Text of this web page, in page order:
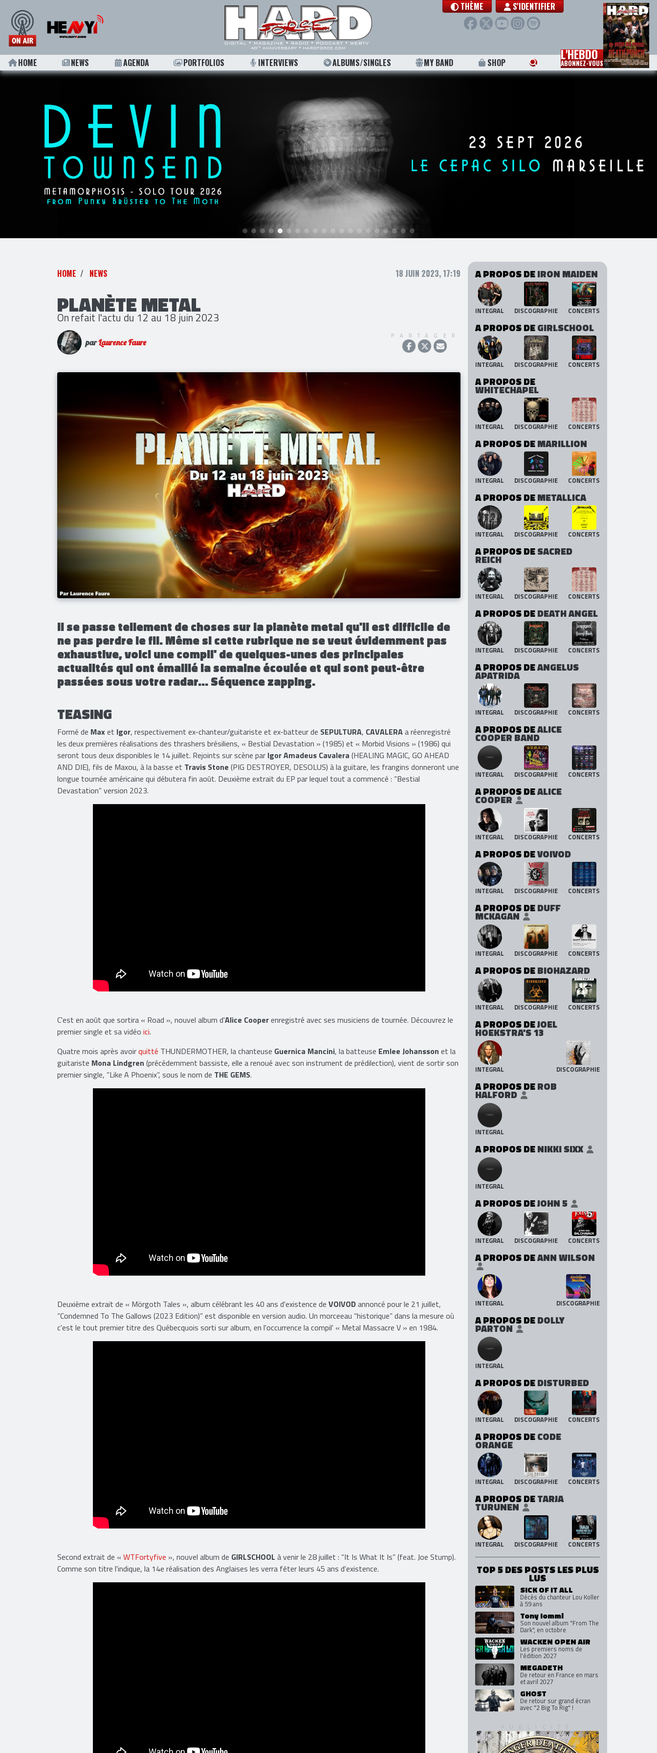
THÈME S'IDENTIFIER
HOME NEWS AGENDA PORTFOLIOS INTERVIEWS ALBUMS/SINGLES MY BAND SHOP L'HEBDO
ABONNEZ-VOUS
HOME NEWS 18 JUIN 2023, 17:19
PLANÈTE METAL
On refait l'actu du 12 au 18 juin 2023
parLaurence Faure
PARTAGER
Il se passe tellement de choses sur la planète metal qu'il est difficile de
ne pas perdre le fil. Même si cette rubrique ne se veut évidemment pas
exhaustive, voici une compil' de quelques-unes des principales
actualités qui ont émaillé la semaine écoulée et qui sont peut-être
passées sous votre radar... Séquence zapping.
TEASING
Formé de Maxet Igor, respectivement ex-chanteur/guitariste et ex-batteur de SEPULTURA, CAVALERAa réenregistré
les deux premières réalisations des thrashers brésiliens, « Bestial Devastation » (1985) et « Morbid Visions » (1986) qui
seront tous deux disponibles le 14 juillet. Rejoints sur scène par Igor Amadeus Cavalera (HEALING MAGIC, GO AHEAD
AND DIE), fils de Maxou, à la basse et Travis Stone (PIG DESTROYER, DESOLUS) à la guitare, les frangins donneront une
longue tournée américaine qui débutera fin août. Deuxième extrait du EP par lequel tout a commencé : “Bestial
Devastation” version 2023.
C'est en août que sortira « Road », nouvel album d'Alice Cooperenregistré avec ses musiciens de tournée. Découvrez le
premier single et sa vidéo ici.
Quatre mois après avoirquitté THUNDERMOTHER, la chanteuse Guernica Mancini, la batteuse Emlee Johansson et la
guitariste Mona Lindgren (précédemment bassiste, elle a renoué avec son instrument de prédilection), vient de sortir son
premier single, “Like A Phoenix”, sous le nom de THE GEMS.
Deuxième extrait de « Mörgoth Tales », album célébrant les 40 ans d'existence de VOIVODannoncé pour le 21 juillet,
“Condemned To The Gallows (2023 Edition)” est disponible en version audio. Un morceeau “historique” dans la mesure où
c'est le tout premier titre des Québecquois sorti sur album, en l'occurrence la compil' « Metal Massacre V » en 1984.
Second extrait de « WTFortyfive », nouvel album de GIRLSCHOOL à venir le 28 juillet : “It Is What It Is” (feat. Joe Stump).
Comme son titre l'indique, la 14e réalisation des Anglaises les verra fêter leurs 45 ans d'existence.
A PROPOS DEIRON MAIDEN
INTEGRAL DISCOGRAPHIE CONCERTS
A PROPOS DEGIRLSCHOOL
INTEGRAL DISCOGRAPHIE CONCERTS
A PROPOS DE
WHITECHAPEL
INTEGRAL DISCOGRAPHIE CONCERTS
A PROPOS DEMARILLION
INTEGRAL DISCOGRAPHIE CONCERTS
A PROPOS DEMETALLICA
INTEGRAL DISCOGRAPHIE CONCERTS
A PROPOS DESACRED
REICH
INTEGRAL DISCOGRAPHIE CONCERTS
A PROPOS DEDEATH ANGEL
INTEGRAL DISCOGRAPHIE CONCERTS
A PROPOS DEANGELUS
APATRIDA
INTEGRAL DISCOGRAPHIE CONCERTS
A PROPOS DEALICE
COOPER BAND
INTEGRAL DISCOGRAPHIE CONCERTS
A PROPOS DEALICE
COOPER
INTEGRAL DISCOGRAPHIE CONCERTS
A PROPOS DEVOIVOD
INTEGRAL DISCOGRAPHIE CONCERTS
A PROPOS DEDUFF
MCKAGAN
INTEGRAL DISCOGRAPHIE CONCERTS
A PROPOS DEBIOHAZARD
INTEGRAL DISCOGRAPHIE CONCERTS
A PROPOS DEJOEL
HOEKSTRA'S 13
INTEGRAL DISCOGRAPHIE
A PROPOS DEROB
HALFORD
INTEGRAL
A PROPOS DENIKKI SIXX
INTEGRAL
A PROPOS DEJOHN 5
INTEGRAL DISCOGRAPHIE CONCERTS
A PROPOS DEANN WILSON
INTEGRAL DISCOGRAPHIE
A PROPOS DEDOLLY
PARTON
INTEGRAL
A PROPOS DEDISTURBED
INTEGRAL DISCOGRAPHIE CONCERTS
A PROPOS DECODE
ORANGE
INTEGRAL DISCOGRAPHIE CONCERTS
A PROPOS DETARJA
TURUNEN
INTEGRAL DISCOGRAPHIE CONCERTS
TOP 5 DES POSTS LES PLUS
LUS
SICK OF IT ALL
Décès du chanteur Lou Koller
à 59 ans
Tony Iommi
Son nouvel album "From The
Dark", en octobre
WACKEN OPEN AIR
Les premiers noms de
l'édition 2027
MEGADETH
De retour en France en mars
et avril 2027
GHOST
De retour sur grand écran
avec "2 Big To Rig" !